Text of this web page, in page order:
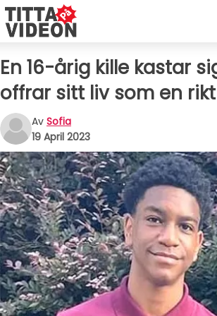
En 16-årig kille kastar
offrar sitt liv som en
Av Sofia
19 April 2023